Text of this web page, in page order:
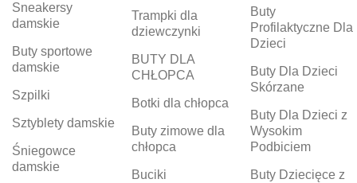
Sneakersy
damskie
Buty sportowe
damskie
Szpilki
Sztyblety damskie
Śniegowce
damskie
Trampki dla
dziewczynki
BUTY DLA
CHŁOPCA
Botki dla chłopca
Buty zimowe dla
chłopca
Buciki
Buty
Profilaktyczne Dla
Dzieci
Buty Dla Dzieci
Skórzane
Buty Dla Dzieci z
Wysokim
Podbiciem
Buty Dziecięce z